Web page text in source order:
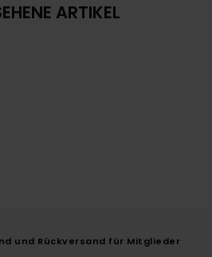
ARTIKEL
und Rückversand für Mitglieder